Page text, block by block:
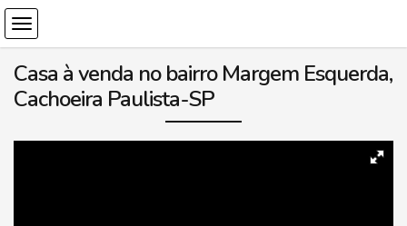
Casa à venda no bairro Margem Esquerda,
Cachoeira Paulista-SP